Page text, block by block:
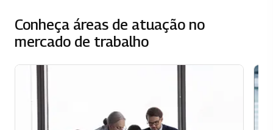
Conheça áreas de atuação no
mercado de trabalho